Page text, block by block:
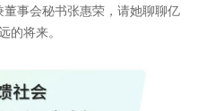
事会秘书张惠荣，请她聊聊亿
的将来。